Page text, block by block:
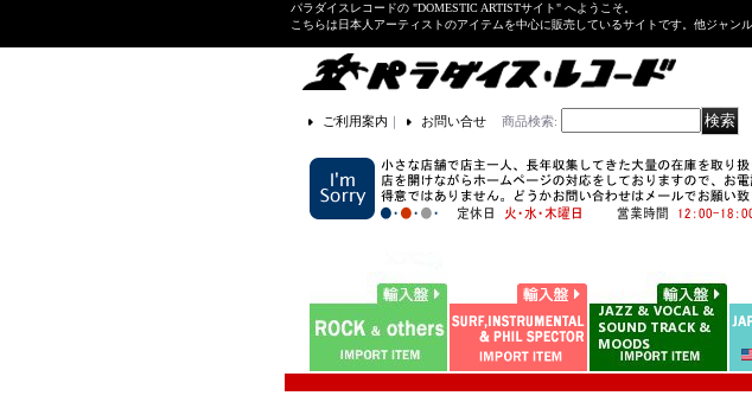
パラダイスレコードの "DOMESTIC ARTISTサイト" へようこそ。
こちらは日本人アーティストのアイテムを中心に販売しているサイトです。他ジャン
ご利用案内 ｜ お問い合せ 商品検索: